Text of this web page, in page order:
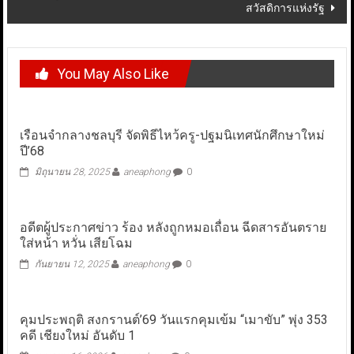
สวัสดิการแห่งรัฐ
You May Also Like
เรือนจำกลางชลบุรี จัดพิธีไหว้ครู-ปฐมนิเทศนักศึกษาใหม่
ปี’68
มิถุนายน 28, 2025 aneaphong 0
อดีตผู้ประกาศข่าว ร้อง หลังถูกหมอเถื่อน ฉีดสารอันตราย
ใส่หน้า หวั่น เสียโฉม
กันยายน 12, 2025 aneaphong 0
คุมประพฤติ สงกรานต์’69 วันแรกคุมเข้ม “เมาขับ” พุ่ง 353
คดี เชียงใหม่ อันดับ 1